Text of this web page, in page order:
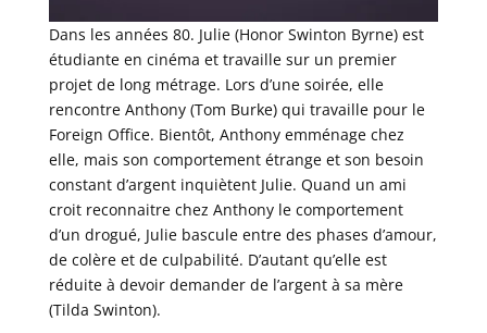
Dans les années 80. Julie (Honor Swinton Byrne) est
étudiante en cinéma et travaille sur un premier
projet de long métrage. Lors d’une soirée, elle
rencontre Anthony (Tom Burke) qui travaille pour le
Foreign Office. Bientôt, Anthony emménage chez
elle, mais son comportement étrange et son besoin
constant d’argent inquiètent Julie. Quand un ami
croit reconnaitre chez Anthony le comportement
d’un drogué, Julie bascule entre des phases d’amour,
de colère et de culpabilité. D’autant qu’elle est
réduite à devoir demander de l’argent à sa mère
(Tilda Swinton).